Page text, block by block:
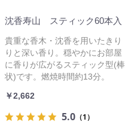
沈香寿山 スティック60本入
貴重な香木・沈香を用いたきり
りと深い香り。穏やかにお部屋
に香りが広がるスティック型(棒
状)です。燃焼時間約13分。
￥2,662
5.0 （1）